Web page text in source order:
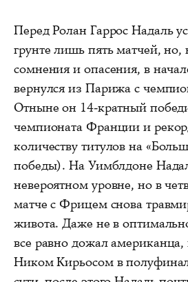
Перед Ролан Гаррос Надаль
грунте лишь пять матчей, но,
сомнения и опасения, в
вернулся из Парижа с
Отныне он 14-кратный
чемпионата Франции и
количеству титулов на
победы). На Уимблдоне
невероятном уровне, но в
матче с Фрицем снова
живота. Даже не в
все равно дожал
Ником Кирьосом в